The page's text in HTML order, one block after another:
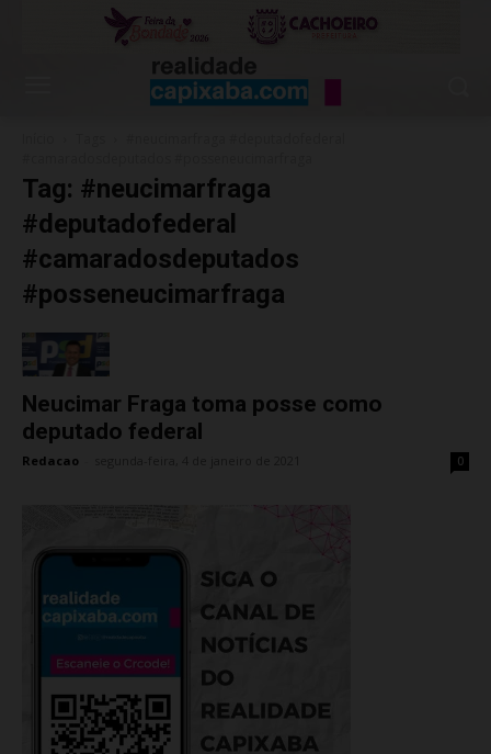
Tag: #neucimarfraga
#deputadofederal
#camaradosdeputados
#posseneucimarfraga
Neucimar Fraga toma posse como
deputado federal
Redacao 0